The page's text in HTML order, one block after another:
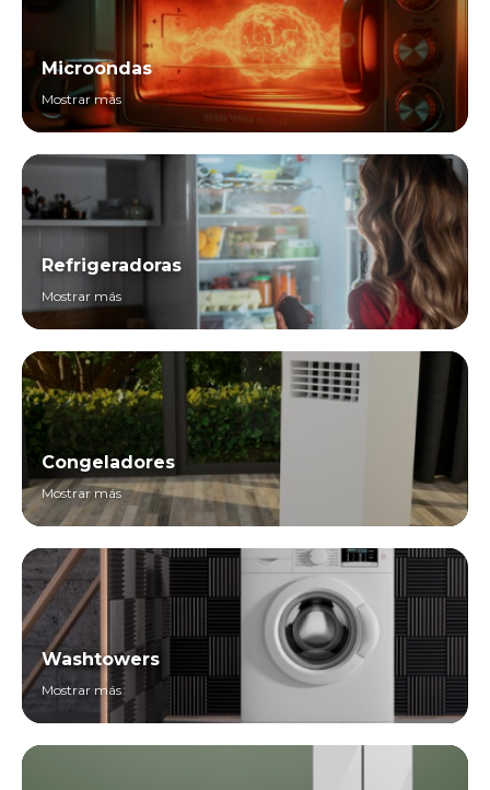
Microondas
Mostrar más
Refrigeradoras
Mostrar más
Congeladores
Mostrar más
Washtowers
Mostrar más